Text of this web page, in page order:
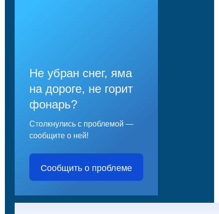
Не убран снег, яма
на дороге, не горит
фонарь?
Столкнулись с проблемой —
сообщите о ней!
Сообщить о проблеме